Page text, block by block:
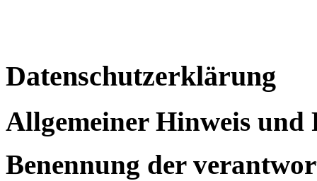
Datenschutzerklärung
Allgemeiner Hinweis
Benennung der